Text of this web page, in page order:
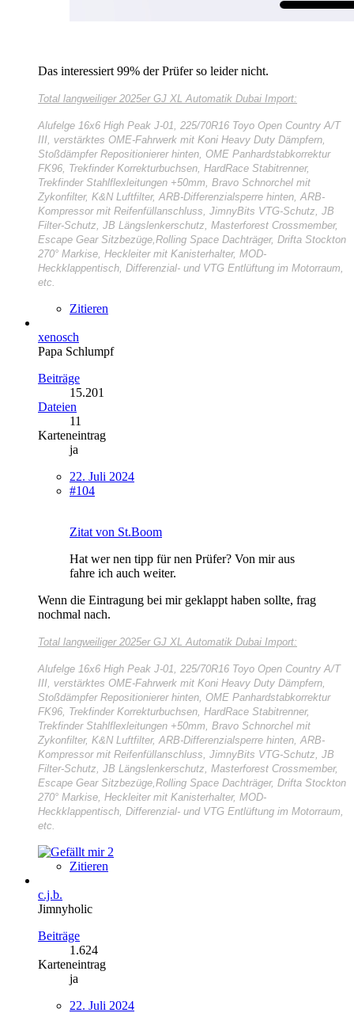
Das interessiert 99% der Prüfer so leider nicht.
Total langweiliger 2025er GJ XL Automatik Dubai Import:
Alufelge 16x6 High Peak J-01, 225/70R16 Toyo Open Country A/T
III, verstärktes OME-Fahrwerk mit Koni Heavy Duty Dämpfern,
Stoßdämpfer Repositionierer hinten, OME Panhardstabkorrektur
FK96, Trekfinder Korrekturbuchsen, HardRace Stabitrenner,
Trekfinder Stahlflexleitungen +50mm, Bravo Schnorchel mit
Zykonfilter, K&N Luftfilter, ARB-Differenzialsperre hinten, ARB-
Kompressor mit Reifenfüllanschluss, JimnyBits VTG-Schutz, JB
Filter-Schutz, JB Längslenkerschutz, Masterforest Crossmember,
Escape Gear Sitzbezüge,Rolling Space Dachträger, Drifta Stockton
270° Markise, Heckleiter mit Kanisterhalter, MOD-
Heckklappentisch, Differenzial- und VTG Entlüftung im Motorraum,
etc.
Zitieren
xenosch
Papa Schlumpf
Beiträge
15.201
Dateien
11
Karteneintrag
ja
22. Juli 2024
#104
Zitat von St.Boom
Hat wer nen tipp für nen Prüfer? Von mir aus
fahre ich auch weiter.
Wenn die Eintragung bei mir geklappt haben sollte, frag
nochmal nach.
Total langweiliger 2025er GJ XL Automatik Dubai Import:
Alufelge 16x6 High Peak J-01, 225/70R16 Toyo Open Country A/T
III, verstärktes OME-Fahrwerk mit Koni Heavy Duty Dämpfern,
Stoßdämpfer Repositionierer hinten, OME Panhardstabkorrektur
FK96, Trekfinder Korrekturbuchsen, HardRace Stabitrenner,
Trekfinder Stahlflexleitungen +50mm, Bravo Schnorchel mit
Zykonfilter, K&N Luftfilter, ARB-Differenzialsperre hinten, ARB-
Kompressor mit Reifenfüllanschluss, JimnyBits VTG-Schutz, JB
Filter-Schutz, JB Längslenkerschutz, Masterforest Crossmember,
Escape Gear Sitzbezüge,Rolling Space Dachträger, Drifta Stockton
270° Markise, Heckleiter mit Kanisterhalter, MOD-
Heckklappentisch, Differenzial- und VTG Entlüftung im Motorraum,
etc.
2
Zitieren
c.j.b.
Jimnyholic
Beiträge
1.624
Karteneintrag
ja
22. Juli 2024